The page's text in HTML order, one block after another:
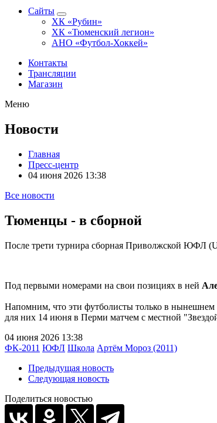
Сайты
ХК «Рубин»
ХК «Тюменский легион»
АНО «Футбол-Хоккей»
Контакты
Трансляции
Магазин
Меню
Новости
Главная
Пресс-центр
04 июня 2026 13:38
Все новости
Тюменцы - в сборной
После трети турнира сборная Приволжской ЮФЛ
Под первыми номерами на свои позициях в ней
Напомним, что эти футболисты только в
для них 14 июня в Перми матчем с местной
04 июня 2026 13:38
ФК-2011 ЮФЛ Школа Артём Мороз (2011)
Предыдущая новость
Следующая новость
Поделиться новостью